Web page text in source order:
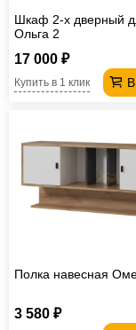
Шкаф 2-х дверный
Ольга 2
17 000 ₽
Купить в 1 клик
Полка навесная
3 580 ₽